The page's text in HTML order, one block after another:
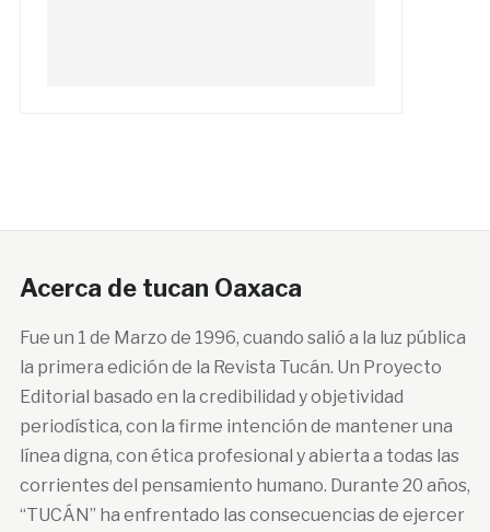
Acerca de tucan Oaxaca
Fue un 1 de Marzo de 1996, cuando salió a la luz pública
la primera edición de la Revista Tucán. Un Proyecto
Editorial basado en la credibilidad y objetividad
periodística, con la firme intención de mantener una
línea digna, con ética profesional y abierta a todas las
corrientes del pensamiento humano. Durante 20 años,
“TUCÁN” ha enfrentado las consecuencias de ejercer